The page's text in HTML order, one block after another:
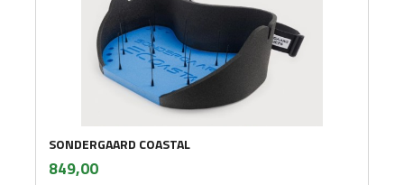
SONDERGAARD COASTAL
Pris
849,00mva.